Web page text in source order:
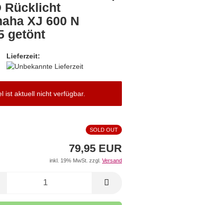
vergessen?
Rücklicht
XJ 600 N
getönt
Lieferzeit:
ist aktuell nicht verfügbar.
SOLD OUT
79,95 EUR
inkl. 19% MwSt. zzgl. Versand